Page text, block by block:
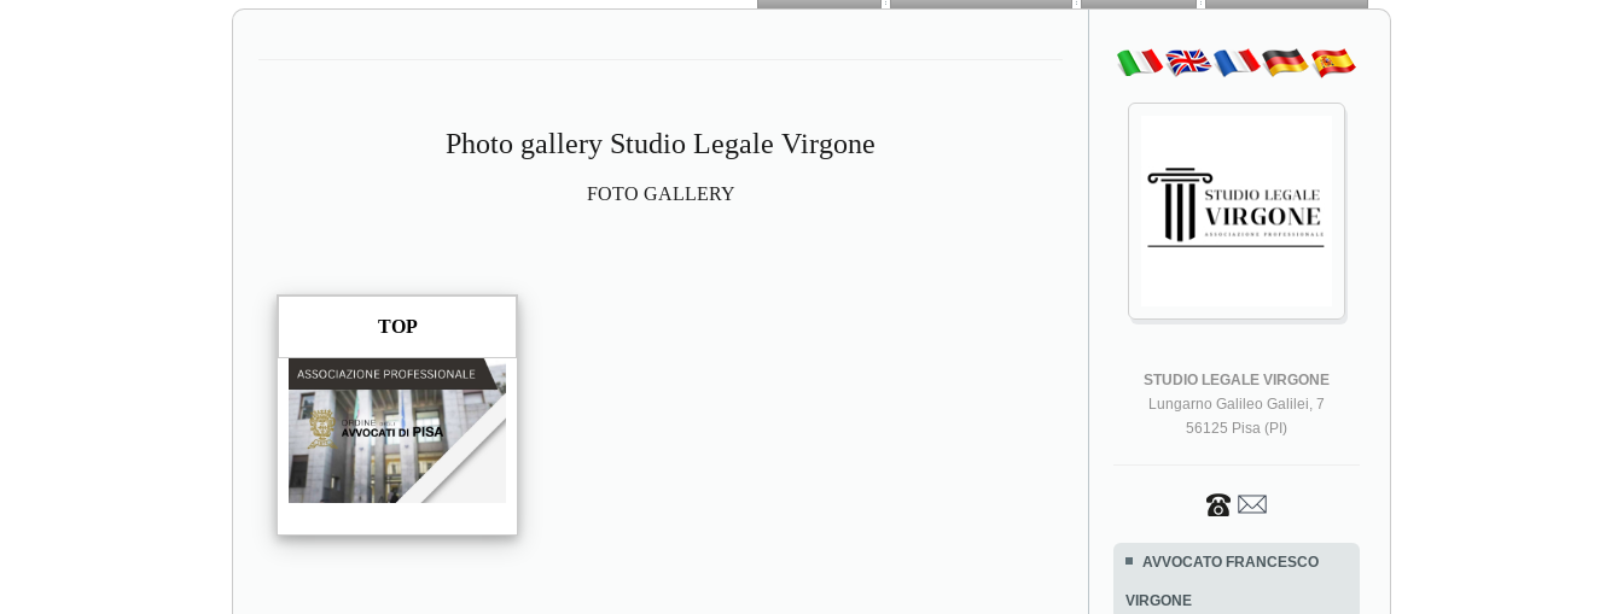
Photo gallery Studio Legale Virgone
FOTO GALLERY
TOP
STUDIO LEGALE VIRGONE
Lungarno Galileo Galilei, 7
56125 Pisa (PI)
AVVOCATO FRANCESCO
VIRGONE